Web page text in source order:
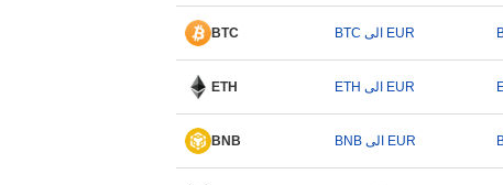
BTC BTC الى EUR
ETH ETH الى EUR
BNB BNB الى EUR